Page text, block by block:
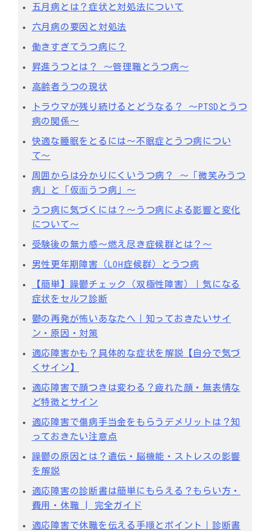
五月病とは？症状と対処法について
六月病の要因と対処法
働きすぎてうつ病に？
昇進うつとは？ ～管理職とうつ病～
高齢者うつの現状
トラウマが残り続けるとどうなる？ ～PTSDとうつ
病の関係～
快適な睡眠をとるには〜不眠症とうつ病につい
て〜
周囲からは分かりにくいうつ病？ 〜「微笑みうつ
病」と「仮⾯うつ病」〜
うつ病に気づくには？～うつ病による影響と変化
について～
受験後の無⼒感〜燃え尽き症候群とは？〜
男性更年期障害（LOH症候群）とうつ病
【簡単】躁鬱チェック（双極性障害）｜気になる
症状をセルフ診断
鬱の再発が怖いあなたへ｜知っておきたいサイ
ン・原因・対策
適応障害かも？具体的な症状を解説【自分で気づ
くサイン】
適応障害で顔つきは変わる？疲れた顔・無表情な
ど特徴とサイン
適応障害で傷病手当金をもらうデメリットは？知
っておきたい注意点
躁鬱の原因とは？遺伝・脳機能・ストレスの影響
を解説
適応障害の診断書は簡単にもらえる？もらい方・
費用・休職 | 完全ガイド
適応障害で休職を伝える手順とポイント｜診断書